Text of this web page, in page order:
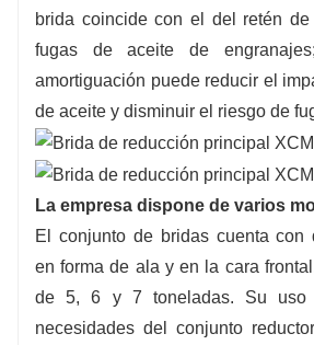
brida coincide con el del retén
fugas de aceite de
amortiguación puede reducir el
de aceite y disminuir el riesgo de
La empresa dispone de varios
El conjunto de bridas cuenta con
en forma de ala y en la cara
de 5, 6 y 7 toneladas. Su uso
necesidades del conjunto